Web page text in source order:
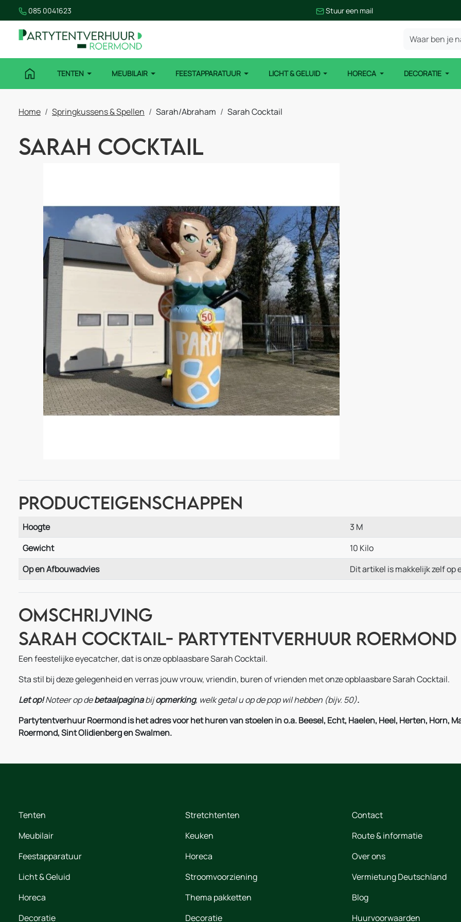
085 0041623 Stuur een mail
TENTEN MEUBILAIR FEESTAPPARATUUR LICHT & GELUID HORECA DECORATIE
Home Springkussens & Spellen Sarah/Abraham Sarah Cocktail
Sarah Cocktail
Producteigenschappen
Hoogte
3 M
Gewicht
10 Kilo
Op en Afbouwadvies
Dit artikel is makkelijk zelf op
Omschrijving
Sarah Cocktail- Partytentverhuur Roermond
Een feestelijke eyecatcher, dat is onze opblaasbare Sarah Cocktail.
Sta stil bij deze gelegenheid en verras jouw vrouw, vriendin, buren of vrienden met onze opblaasbare Sarah Cocktail.
Let op!Noteerop debetaalpaginabijopmerking, welk getal u op de pop wil hebben (bijv. 50).
Partytentverhuur Roermond is het adres voor het huren van stoelen in o.a. Beesel, Echt, Haelen, Heel, Herten, Horn,
Roermond, Sint Olidienberg en Swalmen.
Tenten
Meubilair
Feestapparatuur
Licht & Geluid
Horeca
Decoratie
Stretchtenten
Keuken
Horeca
Stroomvoorziening
Thema pakketten
Decoratie
Contact
Route & informatie
Over ons
Vermietung Deutschland
Blog
Huurvoorwaarden